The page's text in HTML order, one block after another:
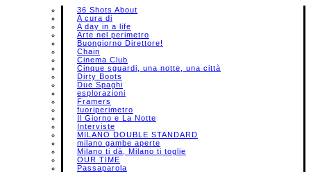
36 Shots About
A cura di
A day in a life
Arte nel perimetro
Buongiorno Direttore!
Chain
Cinema Club
Cinque sguardi, una notte, una città
Dirty Boots
Due Spaghi
esplorazioni
Framers
fuoriperimetro
Il Giorno e La Notte
Interviste
MILANO DOUBLE STANDARD
milano gambe aperte
Milano ti dà, Milano ti toglie
OUR TIME
Passaparola